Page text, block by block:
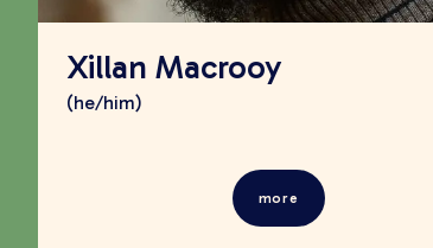
Xillan Macrooy
(he/him)
more